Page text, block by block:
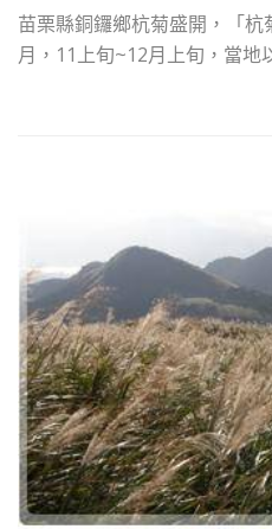
苗栗縣銅鑼鄉杭菊盛開，「
月，11上旬~12月上旬，當地